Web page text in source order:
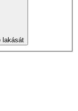
lakását